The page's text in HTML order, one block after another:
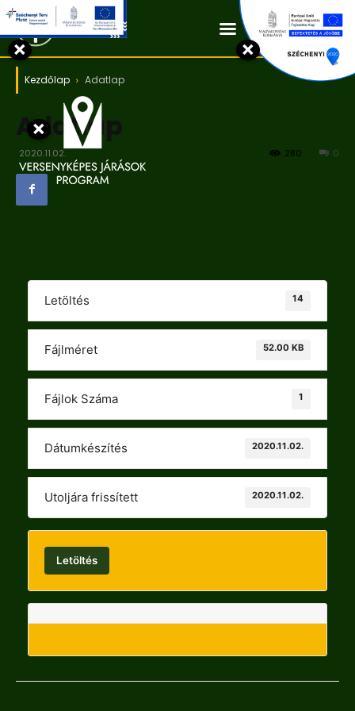
Kapcsolat
Kezdőlap Adatlap
Adatlap
2020.11.02. 0
280
Letöltés 14
Fájlméret 52.00 KB
Fájlok Száma 1
Dátumkészítés 2020.11.02.
Utoljára frissített 2020.11.02.
Letöltés
×
×
×